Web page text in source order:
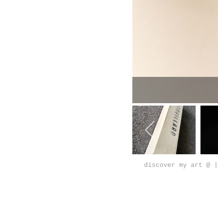
discover my art